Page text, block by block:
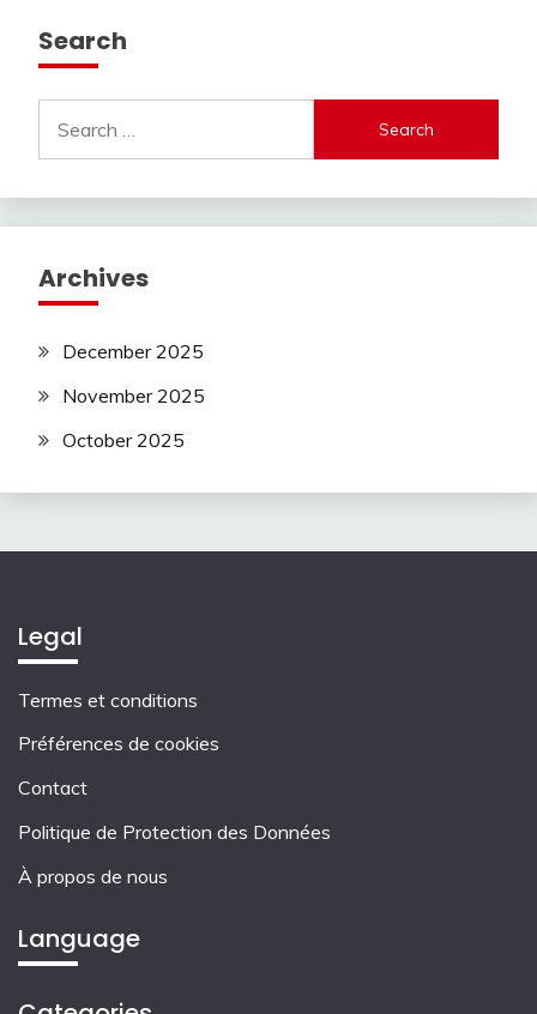
Search
for:
Archives
December 2025
November 2025
October 2025
Legal
Termes et conditions
Préférences de cookies
Contact
Politique de Protection des Données
À propos de nous
Language